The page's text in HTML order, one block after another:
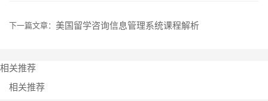
下一篇文章： 美国留学咨询信息管理系统课程解析
相关推荐
相关推荐